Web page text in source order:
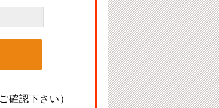
確認下さい）